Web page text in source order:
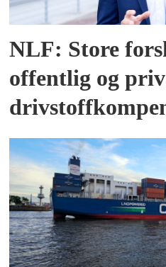
NLF: Store
offentlig og